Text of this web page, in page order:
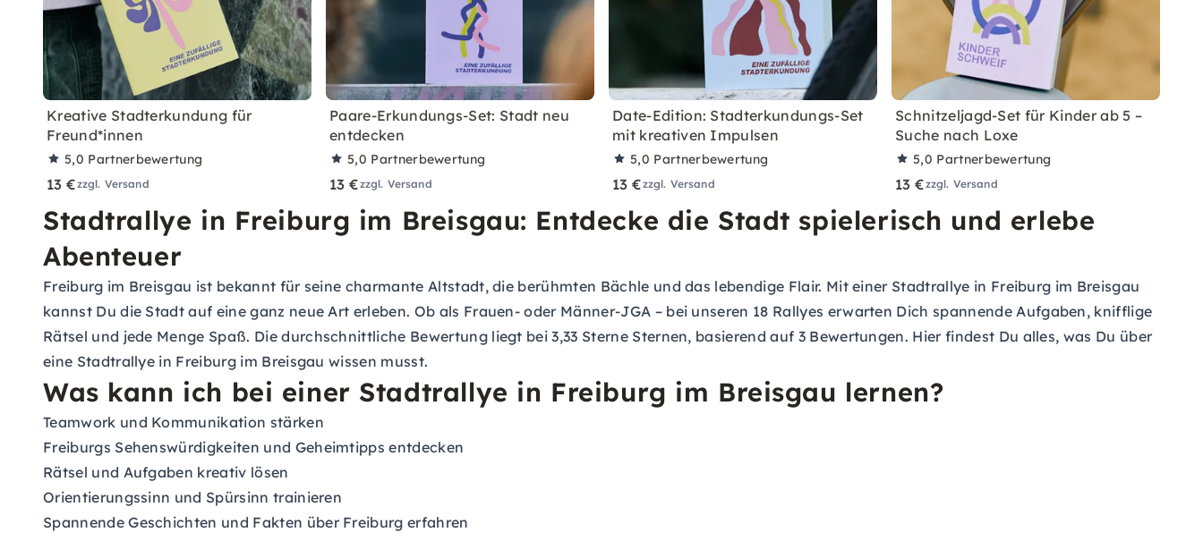
Kreative Stadterkundung für
Freund*innen
5,0 Partnerbewertung
13 €zzgl. Versand
Paare-Erkundungs-Set: Stadt neu
entdecken
5,0 Partnerbewertung
13 €zzgl. Versand
Date-Edition: Stadterkundungs-Set
mit kreativen Impulsen
5,0 Partnerbewertung
13 €zzgl. Versand
Schnitzeljagd-Set für Kinder ab 5 –
Suche nach Loxe
5,0 Partnerbewertung
13 €zzgl. Versand
Stadtrallye in Freiburg im Breisgau: Entdecke die Stadt spielerisch und erlebe
Abenteuer
Freiburg im Breisgau ist bekannt für seine charmante Altstadt, die berühmten Bächle und das lebendige Flair. Mit einer Stadtrallye in Freiburg im Breisgau
kannst Du die Stadt auf eine ganz neue Art erleben. Ob als Frauen- oder Männer-JGA – bei unseren 18 Rallyes erwarten Dich spannende Aufgaben, knifflige
Rätsel und jede Menge Spaß. Die durchschnittliche Bewertung liegt bei 3,33 Sterne Sternen, basierend auf 3 Bewertungen. Hier findest Du alles, was Du über
eine Stadtrallye in Freiburg im Breisgau wissen musst.
Was kann ich bei einer Stadtrallye in Freiburg im Breisgau lernen?
Teamwork und Kommunikation stärken
Freiburgs Sehenswürdigkeiten und Geheimtipps entdecken
Rätsel und Aufgaben kreativ lösen
Orientierungssinn und Spürsinn trainieren
Spannende Geschichten und Fakten über Freiburg erfahren